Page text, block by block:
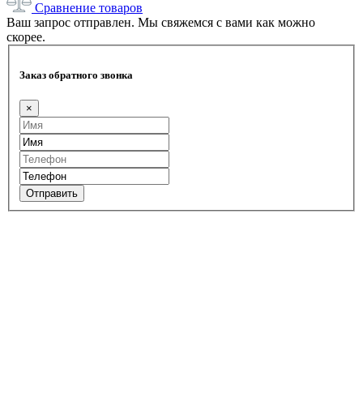
Сравнение товаров
Ваш запрос отправлен. Мы свяжемся с вами как можно
скорее.
Заказ обратного звонка
×
Отправить